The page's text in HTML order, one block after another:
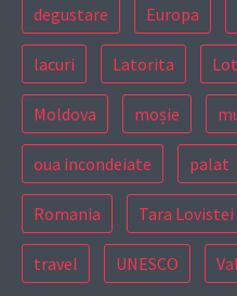
degustare Europa
lacuri Latorita
Moldova moșie
oua incondeiate palat
Romania Tara Lovistei
travel UNESCO